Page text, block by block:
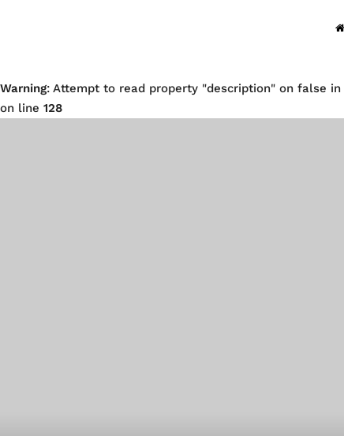
Warning: Attempt to read property "description" on false in
on line 128